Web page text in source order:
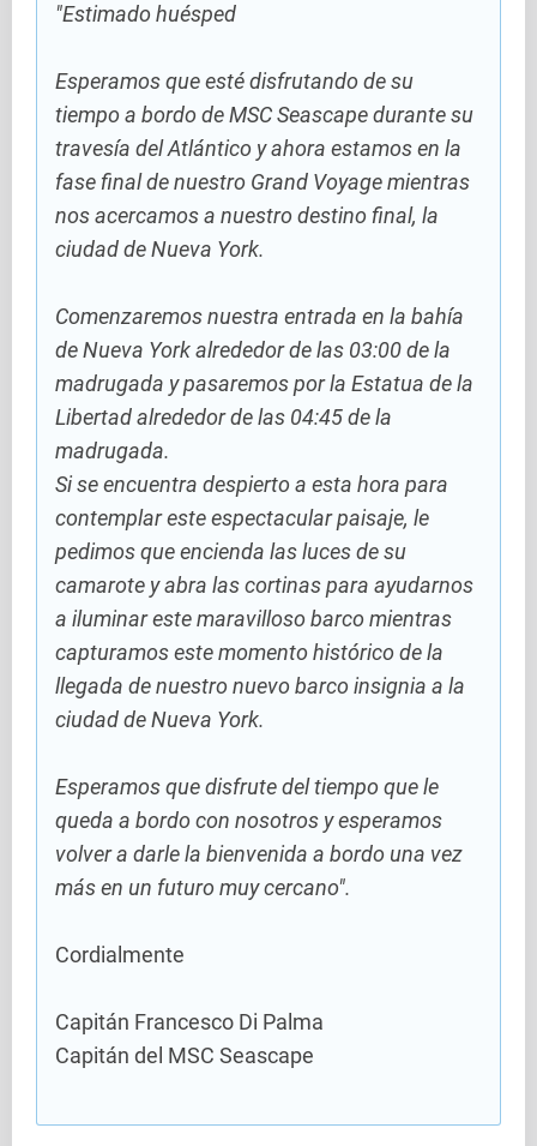
"Estimado huésped
Esperamos que esté disfrutando de su
tiempo a bordo de MSC Seascape durante su
travesía del Atlántico y ahora estamos en la
fase final de nuestro Grand Voyage mientras
nos acercamos a nuestro destino final, la
ciudad de Nueva York.
Comenzaremos nuestra entrada en la bahía
de Nueva York alrededor de las 03:00 de la
madrugada y pasaremos por la Estatua de la
Libertad alrededor de las 04:45 de la
madrugada.
Si se encuentra despierto a esta hora para
contemplar este espectacular paisaje, le
pedimos que encienda las luces de su
camarote y abra las cortinas para ayudarnos
a iluminar este maravilloso barco mientras
capturamos este momento histórico de la
llegada de nuestro nuevo barco insignia a la
ciudad de Nueva York.
Esperamos que disfrute del tiempo que le
queda a bordo con nosotros y esperamos
volver a darle la bienvenida a bordo una vez
más en un futuro muy cercano".
Cordialmente
Capitán Francesco Di Palma
Capitán del MSC Seascape